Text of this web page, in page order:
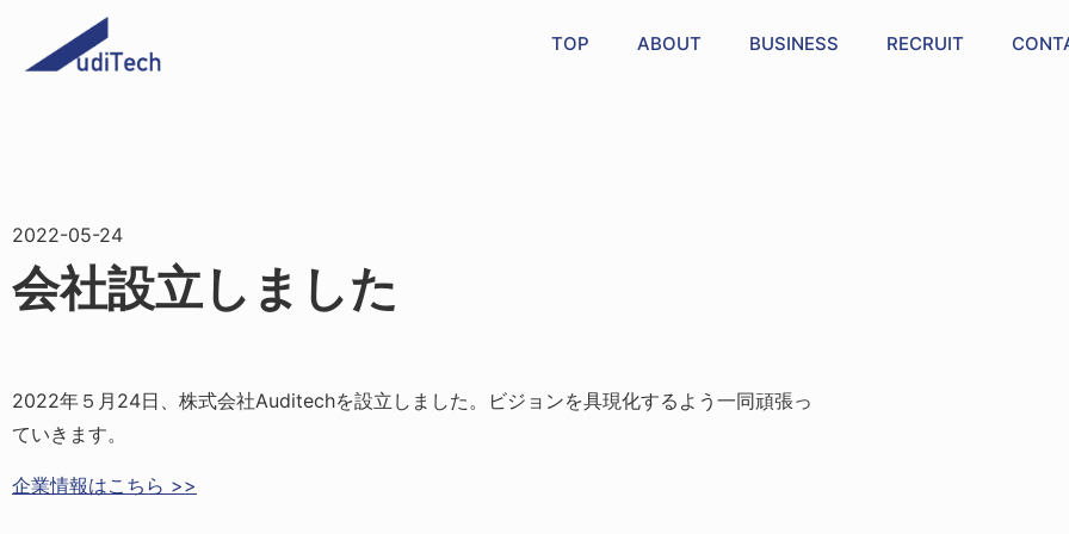
TOP ABOUT BUSINESS RECRUIT
2022-05-24
会社設立しました
2022年５月24日、株式会社Auditechを設立しました。ビジョンを具現化するよう一同頑張っ
ていきます。
企業情報はこちら >>